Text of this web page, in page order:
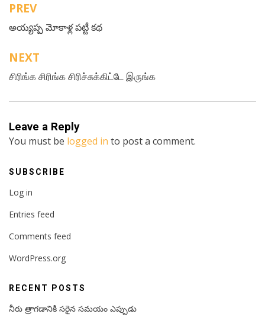
Post
navigation
PREV
అయ్యప్ప మోకాళ్ల ప‌ట్టీ కథ
NEXT
சிரிங்க சிரிங்க சிரிச்சுக்கிட்டே இருங்க
Leave a Reply
You must be logged in to post a comment.
SUBSCRIBE
Log in
Entries feed
Comments feed
WordPress.org
RECENT POSTS
నీరు త్రాగడానికి సరైన సమయం ఎప్పుడు